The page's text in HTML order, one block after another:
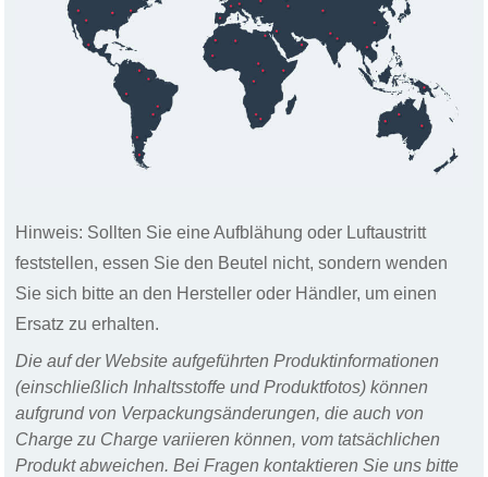
Hinweis: Sollten Sie eine Aufblähung oder Luftaustritt
feststellen, essen Sie den Beutel nicht, sondern wenden
Sie sich bitte an den Hersteller oder Händler, um einen
Ersatz zu erhalten.
Die auf der Website aufgeführten Produktinformationen
(einschließlich Inhaltsstoffe und Produktfotos) können
aufgrund von Verpackungsänderungen, die auch von
Charge zu Charge variieren können, vom tatsächlichen
Produkt abweichen. Bei Fragen kontaktieren Sie uns bitte